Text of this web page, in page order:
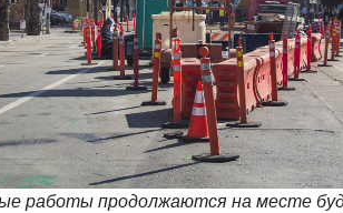
работы продолжаются на месте